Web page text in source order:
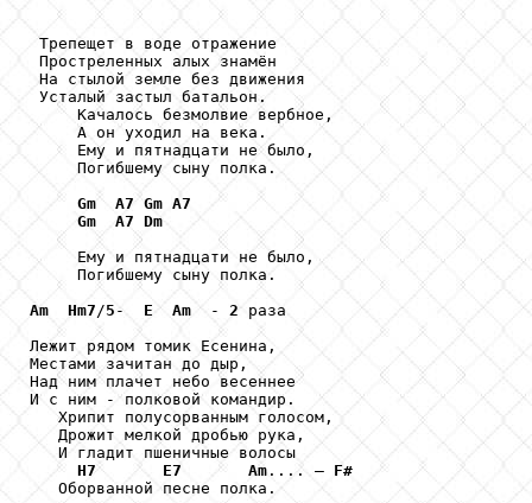
Трепещет в воде отражение
Простреленных алых знамён
На стылой земле без движения
Усталый застыл батальон.
     Качалось безмолвие вербное,
     А он уходил на века.
     Ему и пятнадцати не было,
     Погибшему сыну полка.
Gm
A7 Gm A7
Gm
A7 Dm
     Ему и пятнадцати не было,
     Погибшему сыну полка.
Am
Hm7 /5 - E Am
  -
2 раза
Лежит рядом томик Есенина,
Местами зачитан до дыр,
Над ним плачет небо весеннее
И с ним - полковой командир.
   Хрипит полусорванным голосом,
   Дрожит мелкой дробью рука,
   И гладит пшеничные волосы
H7
E7 Am .... – F#
   Оборванной песне полка.